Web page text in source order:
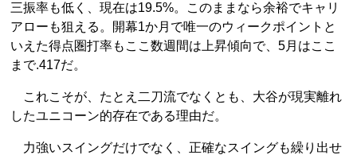
三振率も低く、現在は19.5%。このままなら余裕でキャリ
アローも狙える。開幕1か月で唯一のウィークポイントと
いえた得点圏打率もここ数週間は上昇傾向で、5月はここ
まで.417だ。
これこそが、たとえ二刀流でなくとも、大谷が現実離れ
したユニコーン的存在である理由だ。
力強いスイングだけでなく、正確なスイングも繰り出せ